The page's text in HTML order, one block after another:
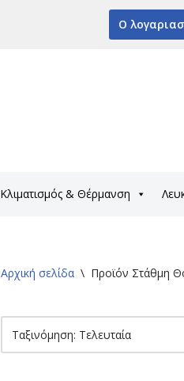
Ο
Κλιματισμός & Θέρμανση
Αρχική σελίδα \ Προϊόν Στάθμη